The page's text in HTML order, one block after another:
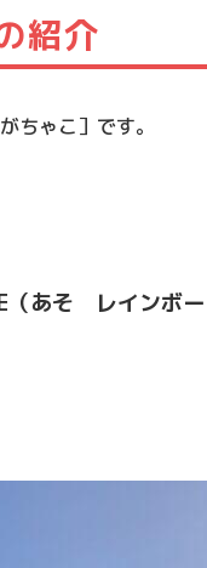
紹介
ちゃこ］です。
（あそ レインボ